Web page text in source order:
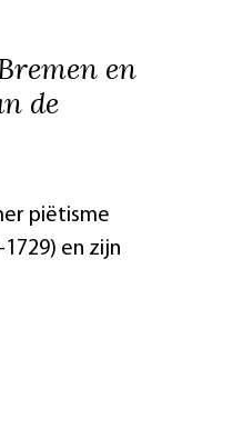
en
de
piëtisme
en zijn